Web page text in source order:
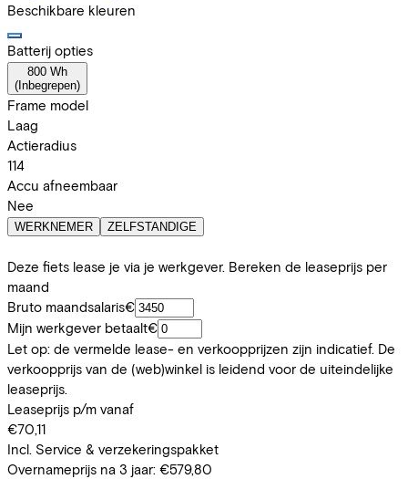
Beschikbare kleuren
Batterij opties
800 Wh
( Inbegrepen)
Frame model
Laag
Actieradius
114
Accu afneembaar
Nee
WERKNEMER ZELFSTANDIGE
Deze fiets lease je via je werkgever. Bereken de leaseprijs per
maand
Bruto maandsalaris€
Mijn werkgever betaalt€
Let op: de vermelde lease- en verkoopprijzen zijn indicatief. De
verkoopprijs van de (web)winkel is leidend voor de uiteindelijke
leaseprijs.
Leaseprijs p/m vanaf
€70,11
Incl. Service & verzekeringspakket
Overnameprijs na 3 jaar: €579,80